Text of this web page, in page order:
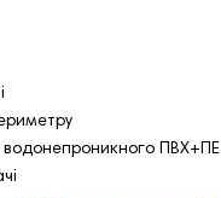
водонепроникного ПВХ+ПЕ